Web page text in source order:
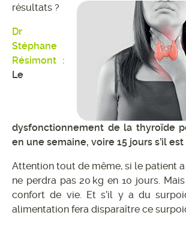
résultats ?
Dr
Stéphane
Résimont :
Le
dysfonctionnement de la thyroïde
en une semaine, voire 15 jours s’il
Attention tout de même, si le patient
ne perdra pas 20 kg en 10 jours.
confort de vie. Et s’il y a du
alimentation fera disparaître ce